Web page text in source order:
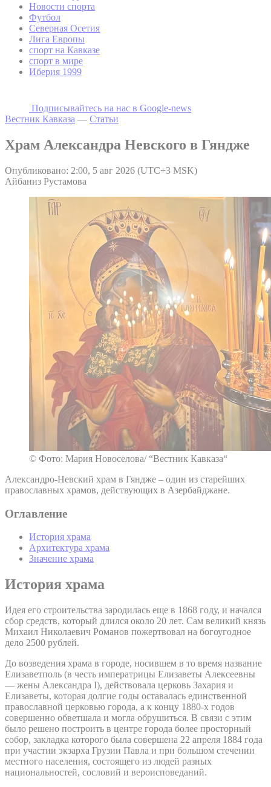
Новости спорта
Футбол
Северная Осетия
Лига Европы
спорт на Кавказе
спорт в мире
Иберия 1999
Подписывайтесь на наc в Google-news
Вестник Кавказа — Статьи
Храм Александра Невского в Гяндже
Опубликовано: 2:00, 5 авг 2026 (UTC+3 MSK)
Айбаниз Рустамова
© Фото: Мария Новоселова/ “Вестник Кавказа“
Александро-Невский храм в Гяндже – один из старейших
православных храмов, действующих в Азербайджане.
Оглавление
История храма
Архитектура храма
Значение храма
История храма
Идея его строительства зародилась еще в 1868 году, и начался
сбор средств, который длился около 20 лет. Сам великий князь
Михаил Николаевич Романов пожертвовал на богоугодное
дело 2500 рублей.
До возведения храма в городе, носившем в то время название
Елизаветполь (в честь императрицы Елизаветы Алексеевны
— жены Александра I), действовала церковь Захария и
Елизаветы, которая долгие годы оставалась единственной
православной церковью города, а к концу 1880-х годов
совершенно обветшала и могла обрушиться. В связи с этим
было решено построить в центре города более просторный
собор, закладка которого была совершена 22 апреля 1884 года
при участии экзарха Грузии Павла и при большом стечении
местного населения, состоящего из людей разных
национальностей, сословий и вероисповеданий.